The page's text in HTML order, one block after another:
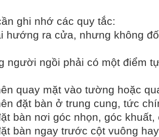
ghi nhớ các quy tắc:
hướng ra cửa, nhưng không
người ngồi phải có một điểm
quay mặt vào tường hoặc
đặt bàn ở trung cung, tức
bàn nơi góc nhọn, góc
bàn ngay trước cột vuông